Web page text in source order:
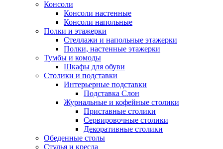
Консоли
Консоли настенные
Консоли напольные
Полки и этажерки
Стеллажи и напольные этажерки
Полки, настенные этажерки
Тумбы и комоды
Шкафы для обуви
Столики и подставки
Интерьерные подставки
Подставка Слон
Журнальные и кофейные столики
Приставные столики
Сервировочные столики
Декоративные столики
Обеденные столы
Стулья и кресла